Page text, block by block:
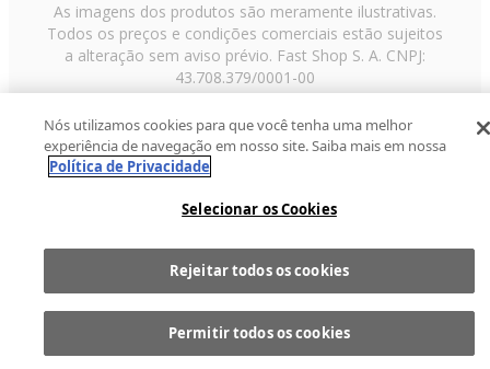
Comprar
As imagens dos produtos são meramente ilustrativas.
Todos os preços e condições comerciais estão sujeitos
a alteração sem aviso prévio. Fast Shop S. A. CNPJ:
43.708.379/0001-00
Avenida Zaki Narchi, nº 1650, sobreloja, Carandiru, São
Paulo/SP, CEP 02029-001, Telefone: 11 3003-3728 ©
2013 Fast Shop - Todos os direitos reservados
Nós utilizamos cookies para que você tenha uma melhor
experiência de navegação em nosso site. Saiba mais em nossa
Política de Privacidade
Selecionar os Cookies
Rejeitar todos os cookies
Permitir todos os cookies